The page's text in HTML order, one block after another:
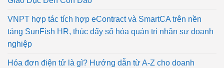
VNPT hợp tác tích hợp eContract và SmartCA trên nền
tảng SunFish HR, thúc đẩy số hóa quản trị nhân sự doanh
nghiệp
Hóa đơn điện tử là gì? Hướng dẫn từ A-Z cho doanh